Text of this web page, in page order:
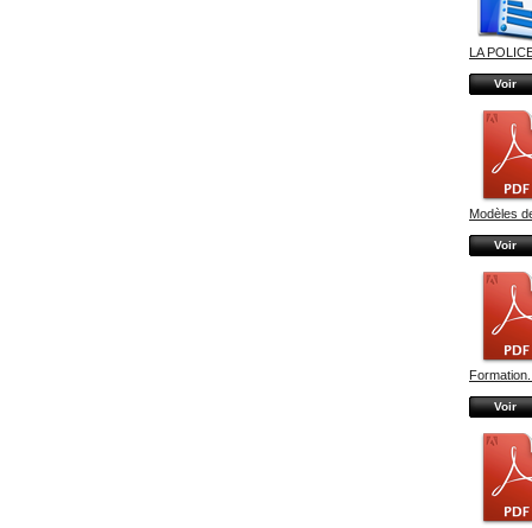
LA
Voir
Modèles
Voir
Voir